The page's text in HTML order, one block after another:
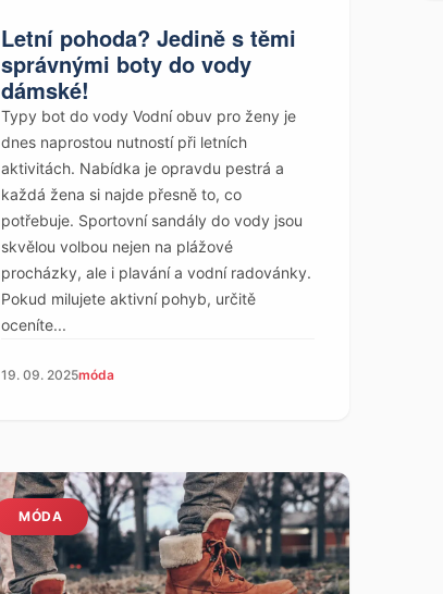
Letní pohoda? Jedině s těmi
správnými boty do vody
dámské!
Typy bot do vody Vodní obuv pro ženy je
dnes naprostou nutností při letních
aktivitách. Nabídka je opravdu pestrá a
každá žena si najde přesně to, co
potřebuje. Sportovní sandály do vody jsou
skvělou volbou nejen na plážové
procházky, ale i plavání a vodní radovánky.
Pokud milujete aktivní pohyb, určitě
oceníte...
19. 09. 2025móda
MÓDA